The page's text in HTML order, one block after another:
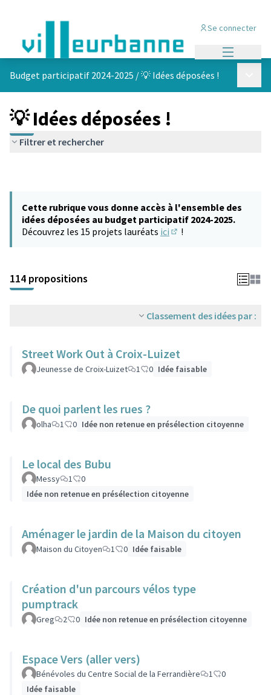
Se connecter
Budget participatif 2024-2025 /💡 Idées déposées !
💡 Idées déposées !
Filtrer et rechercher
Cette rubrique vous donne accès à l'ensemble des
idées déposées au budget participatif 2024-2025.
Découvrez les 15 projets lauréats ici !
114 propositions
Classement des idées par :
Street Work Out à Croix-Luizet
Jeunesse de Croix-Luizet 1 0 Idée faisable
De quoi parlent les rues ?
olha 1 0 Idée non retenue en présélection citoyenne
Le local des Bubu
Messy 1
0
Idée non retenue en présélection citoyenne
Aménager le jardin de la Maison du citoyen
Maison du Citoyen 1 0 Idée faisable
Création d'un parcours vélos type
pumptrack
Greg 2 0 Idée non retenue en présélection citoyenne
Espace Vers (aller vers)
Bénévoles du Centre Social de la Ferrandière 1
0
Idée faisable